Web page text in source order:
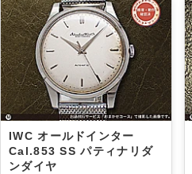
IWC オールドインター
Cal.853 SS パティナリダ
ンダイヤ